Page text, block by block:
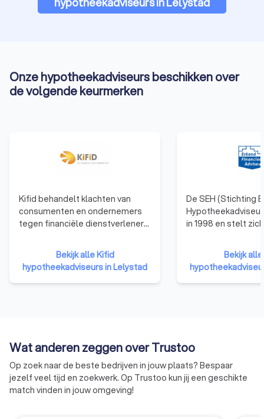
Onze hypotheekadviseurs beschikken over
de volgende keurmerken
Kifid behandelt klachten van
consumenten en ondernemers
tegen financiële dienstverleners
klachteninstituut. Financieel
adviseurs en
verzekeringsagenten
aangesloten bij Kifid laten zien
rechter.
Bekijk alle Kifid
hypotheekadviseurs in Lelystad
De SEH (Stichting
in 1998 en stelt
aan de
voorwaarden voor
adviseur te
vakbekwaamheid
Bekijk alle
Wat anderen zeggen over Trustoo
Op zoek naar de beste bedrijven in jouw plaats? Bespaar
jezelf veel tijd en zoekwerk. Op Trustoo kun jij een geschikte
match vinden in jouw omgeving!